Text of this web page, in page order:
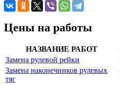
Цены на работы
НАЗВАНИЕ РАБОТ
Замена рулевой рейки
Замена наконечников рулевых
тяг